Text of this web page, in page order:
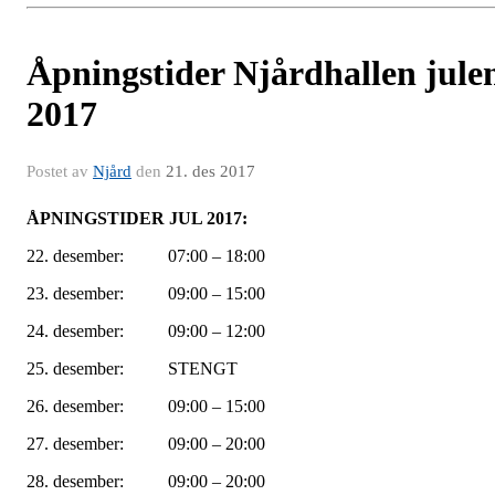
Åpningstider Njårdhallen
2017
Postet av Njård den 21. des 2017
ÅPNINGSTIDER JUL 2017:
22. desember: 07:00 – 18:00
23. desember: 09:00 – 15:00
24. desember: 09:00 – 12:00
25. desember: STENGT
26. desember: 09:00 – 15:00
27. desember: 09:00 – 20:00
28. desember: 09:00 – 20:00